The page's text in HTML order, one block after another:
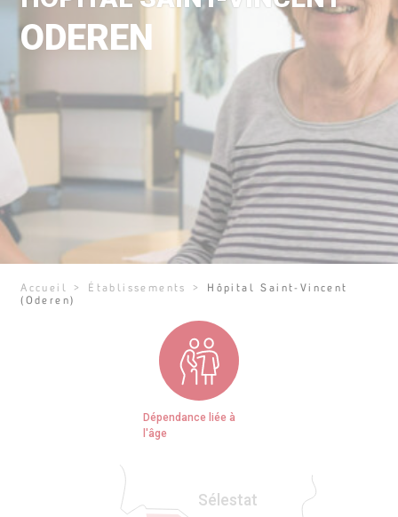
ODEREN
Accueil > Établissements > Hôpital Saint-Vincent
(Oderen)
Dépendance liée à
l'âge
Sélestat